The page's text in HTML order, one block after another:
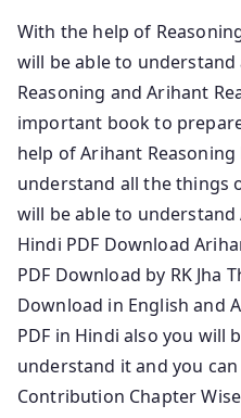
With the help of
will be able to
Reasoning and Arihant
important book to
help of Arihant Reasoning
understand all the things
will be able to
Hindi PDF Download
PDF Download by RK Jha
Download in English and
PDF in Hindi also you will
understand it and you
Contribution Chapter